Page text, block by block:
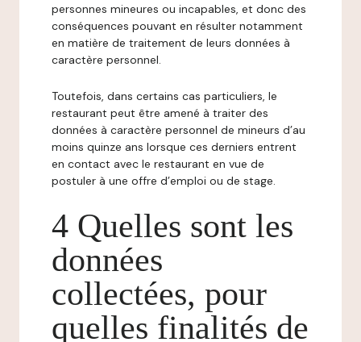
personnes mineures ou incapables, et donc des
conséquences pouvant en résulter notamment
en matière de traitement de leurs données à
caractère personnel.
Toutefois, dans certains cas particuliers, le
restaurant peut être amené à traiter des
données à caractère personnel de mineurs d’au
moins quinze ans lorsque ces derniers entrent
en contact avec le restaurant en vue de
postuler à une offre d’emploi ou de stage.
4 Quelles sont les
données
collectées, pour
quelles finalités de